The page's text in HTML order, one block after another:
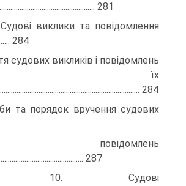
281
виклики та повідомлення
284
судових викликів і повідомлень
їх
284
та порядок вручення судових
287
10. Судові